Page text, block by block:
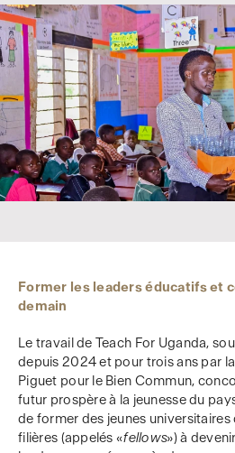
Former les leaders éducatifs et
demain
Le travail de Teach For Uganda,
depuis 2024 et pour trois ans par
Piguet pour le Bien Commun,
futur prospère à la jeunesse du
de former des jeunes
filières (appelés «fellows») à